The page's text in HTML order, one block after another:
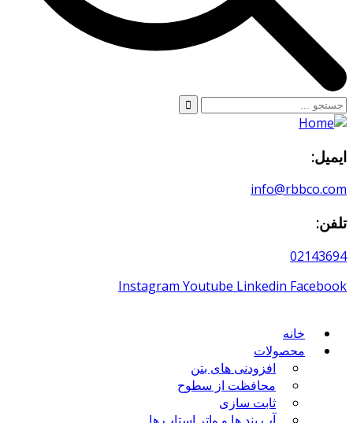
ایمیل:
info@rbbco.com
تلفن:
02143694
Instagram Youtube Linkedin Facebook
خانه
محصولات
افزودنی های بتن
محافظت از سطوح
ثابت سازی